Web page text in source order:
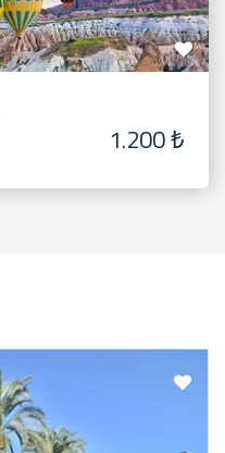
1.200 ₺